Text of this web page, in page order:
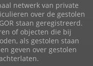
netwerk van private
over de gestolen
staan geregistreerd.
of objecten die bij
als gestolen staan
geven over gestolen